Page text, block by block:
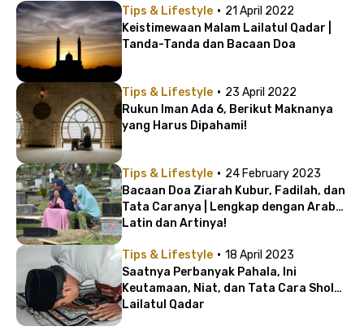
Tips & Lifestyle · 21 April 2022
Keistimewaan Malam Lailatul Qadar |
Tanda-Tanda dan Bacaan Doa
Tips & Lifestyle · 23 April 2022
Rukun Iman Ada 6, Berikut Maknanya
yang Harus Dipahami!
Tips & Lifestyle · 24 February 2023
Bacaan Doa Ziarah Kubur, Fadilah, dan
Tata Caranya | Lengkap dengan Arab
Latin dan Artinya!
Tips & Lifestyle · 18 April 2023
Saatnya Perbanyak Pahala, Ini
Keutamaan, Niat, dan Tata Cara Sholat
Lailatul Qadar